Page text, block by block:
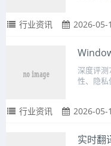
行业资讯 2026-05-
深度评
性、隐私
行业资讯 2026-05-
实时翻